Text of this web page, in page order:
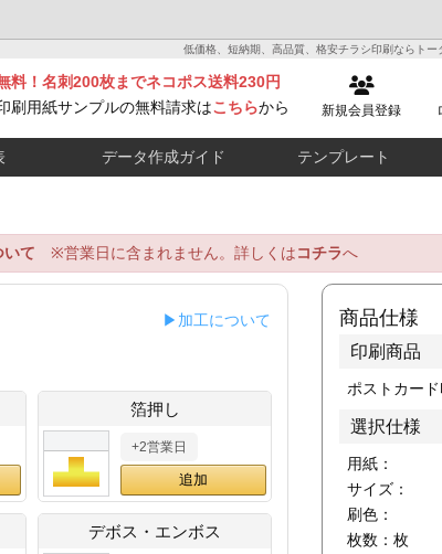
低価格、短納期、高品質、格安チラシ印刷ならトー
新規会員登録
料！名刺200枚までネコポス送料230円
刷用紙サンプルの無料請求はこちらから
データ作成ガイド テンプレート
いて ※営業日に含まれません。詳しくはコチラへ
▶加工について
箔押し
+2営業日
デボス・エンボス
商品仕様
印刷商品
ポストカード
選択仕様
用紙：
サイズ：
刷色：
枚数： 枚